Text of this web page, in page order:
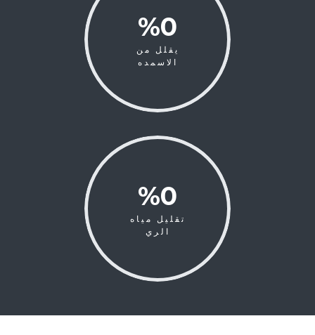
0
%
يقلل من
الاسمده
0
%
تقليل مياه
الري